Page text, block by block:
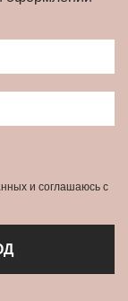
и соглашаюсь с